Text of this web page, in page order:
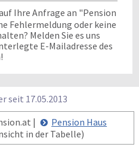
Ihre Anfrage an "Pension
Fehlermeldung oder keine
Melden Sie es uns
E-Mailadresse des
seit 17.05.2013
|
Pension Haus
in der Tabelle)